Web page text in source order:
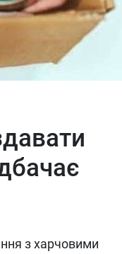
з харчовими